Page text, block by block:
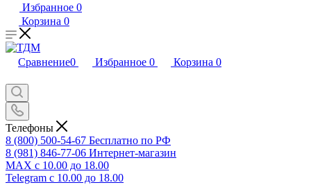
Избранное 0
Корзина 0
Сравнение0 Избранное 0 Корзина 0
Телефоны
8 (800) 500-54-67 Бесплатно по РФ
8 (981) 846-77-06 Интернет-магазин
MAX с 10.00 до 18.00
Telegram с 10.00 до 18.00